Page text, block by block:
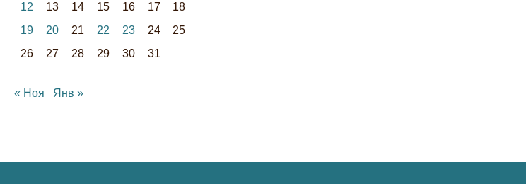
12
13 14 15 16 17
18
19
20 21 22 23 24
25
26
27 28 29 30 31
« Ноя Янв »